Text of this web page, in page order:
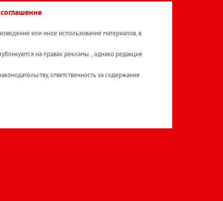
или иное использование материалов, в
на правах рекламы. , однако редакция
ответственность за содержание